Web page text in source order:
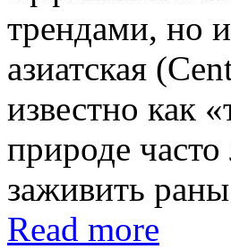
трендами, но
азиатская
известно как
природе
заживить
Read more